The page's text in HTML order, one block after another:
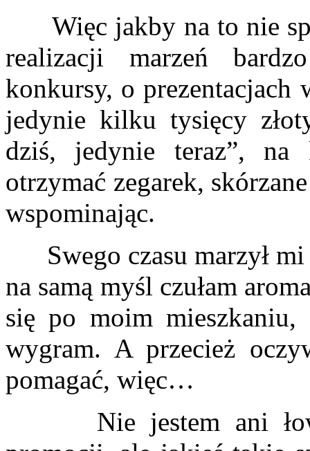
Więc jakby na to nie
realizacji marzeń
konkursy, o prezentacjach
jedynie kilku tysięcy
dziś, jedynie teraz”, na
otrzymać zegarek,
wspominając.
Swego czasu marzył mi
na samą myśl czułam
się po moim
wygram. A przecież
pomagać, więc…
Nie jestem ani